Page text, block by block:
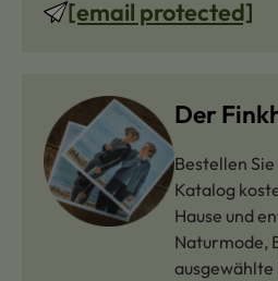
[email protected]
Der
Bestellen
Katalog
Hause und
Naturmode,